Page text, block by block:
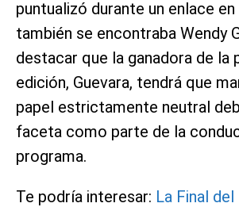
puntualizó durante un enlace
también se encontraba Wendy
destacar que la ganadora de la
edición, Guevara, tendrá que
papel estrictamente neutral
faceta como parte de la
programa.
Te podría interesar: La Final